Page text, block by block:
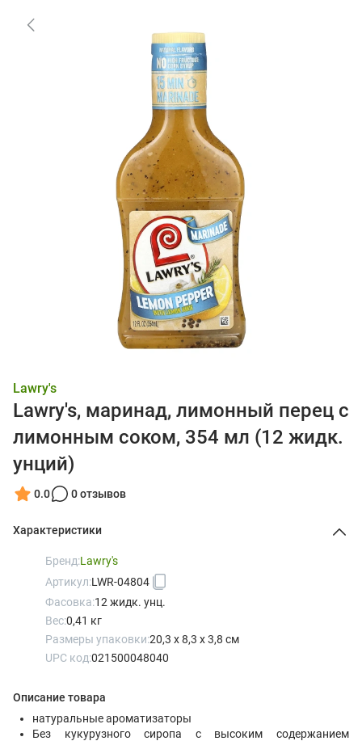
Lawry's
Lawry's, маринад, лимонный перец с
лимонным соком, 354 мл (12 жидк.
унций)
0.0 0 отзывов
Характеристики
Бренд:Lawry's
Артикул:LWR-04804
Фасовка:12 жидк. унц.
Вес:0,41 кг
Размеры упаковки:20,3 x 8,3 x 3,8 см
UPC код:021500048040
Описание товара
натуральные ароматизаторы
Без кукурузного сиропа с высоким содержанием